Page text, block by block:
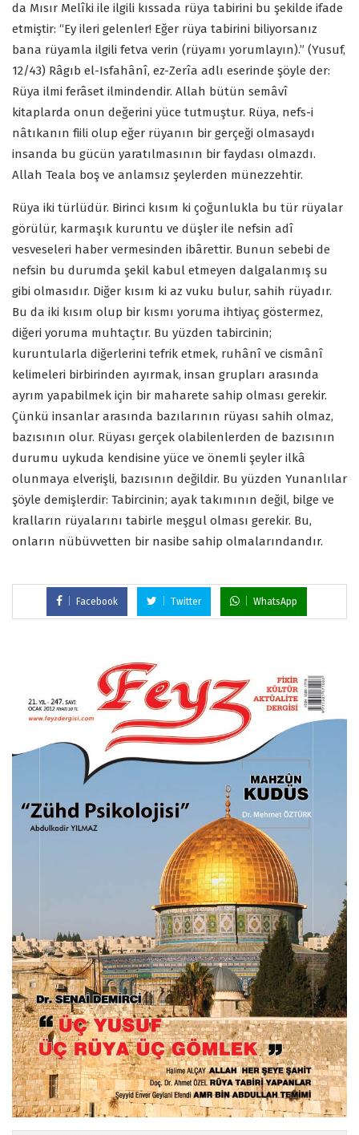
da Mısır Melîki ile ilgili kıssada rüya tabirini bu şekilde ifade
etmiştir: “Ey ileri gelenler! Eğer rüya tabirini biliyorsanız
bana rüyamla ilgili fetva verin (rüyamı yorumlayın).” (Yusuf,
12/43) Râgıb el-Isfahânî, ez-Zerîa adlı eserinde şöyle der:
Rüya ilmi ferâset ilmindendir. Allah bütün semâvî
kitaplarda onun değerini yüce tutmuştur. Rüya, nefs-i
nâtıkanın fiili olup eğer rüyanın bir gerçeği olmasaydı
insanda bu gücün yaratılmasının bir faydası olmazdı.
Allah Teala boş ve anlamsız şeylerden münezzehtir.
Rüya iki türlüdür. Birinci kısım ki çoğunlukla bu tür rüyalar
görülür, karmaşık kuruntu ve düşler ile nefsin adî
vesveseleri haber vermesinden ibârettir. Bunun sebebi de
nefsin bu durumda şekil kabul etmeyen dalgalanmış su
gibi olmasıdır. Diğer kısım ki az vuku bulur, sahih rüyadır.
Bu da iki kısım olup bir kısmı yoruma ihtiyaç göstermez,
diğeri yoruma muhtaçtır. Bu yüzden tabircinin;
kuruntularla diğerlerini tefrik etmek, ruhânî ve cismânî
kelimeleri birbirinden ayırmak, insan grupları arasında
ayrım yapabilmek için bir maharete sahip olması gerekir.
Çünkü insanlar arasında bazılarının rüyası sahih olmaz,
bazısının olur. Rüyası gerçek olabilenlerden de bazısının
durumu uykuda kendisine yüce ve önemli şeyler ilkâ
olunmaya elverişli, bazısının değildir. Bu yüzden Yunanlılar
şöyle demişlerdir: Tabircinin; ayak takımının değil, bilge ve
kralların rüyalarını tabirle meşgul olması gerekir. Bu,
onların nübüvvetten bir nasibe sahip olmalarındandır.
Facebook Twitter WhatsApp